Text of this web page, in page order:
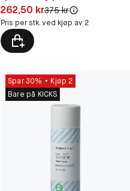
Pris: 262,50 kr
262,50 krOriginal pris:
375 kr
Pris per stk. ved kjøp av 2
Spar 30%
Kjøp 2
Bare på KICKS